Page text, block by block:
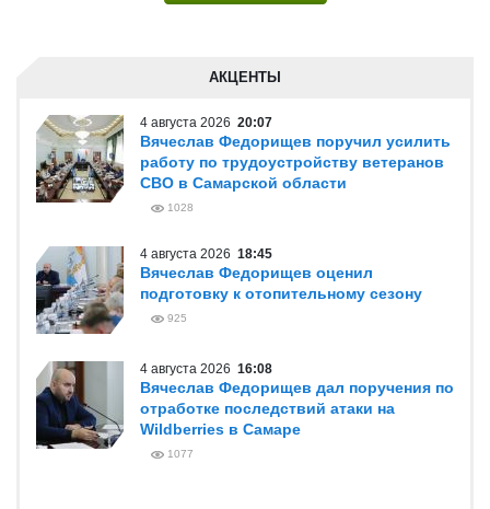
АКЦЕНТЫ
4 августа 2026 20:07
Вячеслав Федорищев поручил усилить
работу по трудоустройству ветеранов
СВО в Самарской области
1028
4 августа 2026 18:45
Вячеслав Федорищев оценил
подготовку к отопительному сезону
925
4 августа 2026 16:08
Вячеслав Федорищев дал поручения по
отработке последствий атаки на
Wildberries в Самаре
1077